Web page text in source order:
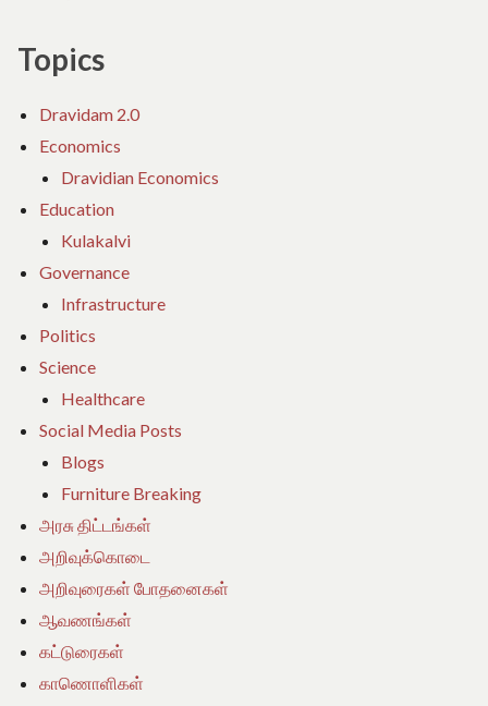
Topics
Dravidam 2.0
Economics
Dravidian Economics
Education
Kulakalvi
Governance
Infrastructure
Politics
Science
Healthcare
Social Media Posts
Blogs
Furniture Breaking
அரசு திட்டங்கள்
அறிவுக்கொடை
அறிவுரைகள் போதனைகள்
ஆவணங்கள்
கட்டுரைகள்
காணொளிகள்